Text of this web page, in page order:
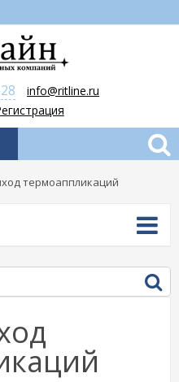
info@ritline.ru
термоаппликаций